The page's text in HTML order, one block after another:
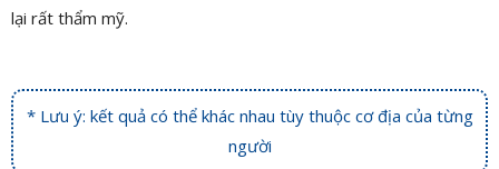
lại rất thẩm mỹ.
* Lưu ý: kết quả có thể khác nhau tùy thuộc cơ địa của từng
người